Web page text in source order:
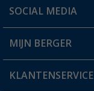
Een vraag?
Winkel vinden
SOCIAL MEDIA
MIJN BERGER
Mijn account
KLANTENSERVICE